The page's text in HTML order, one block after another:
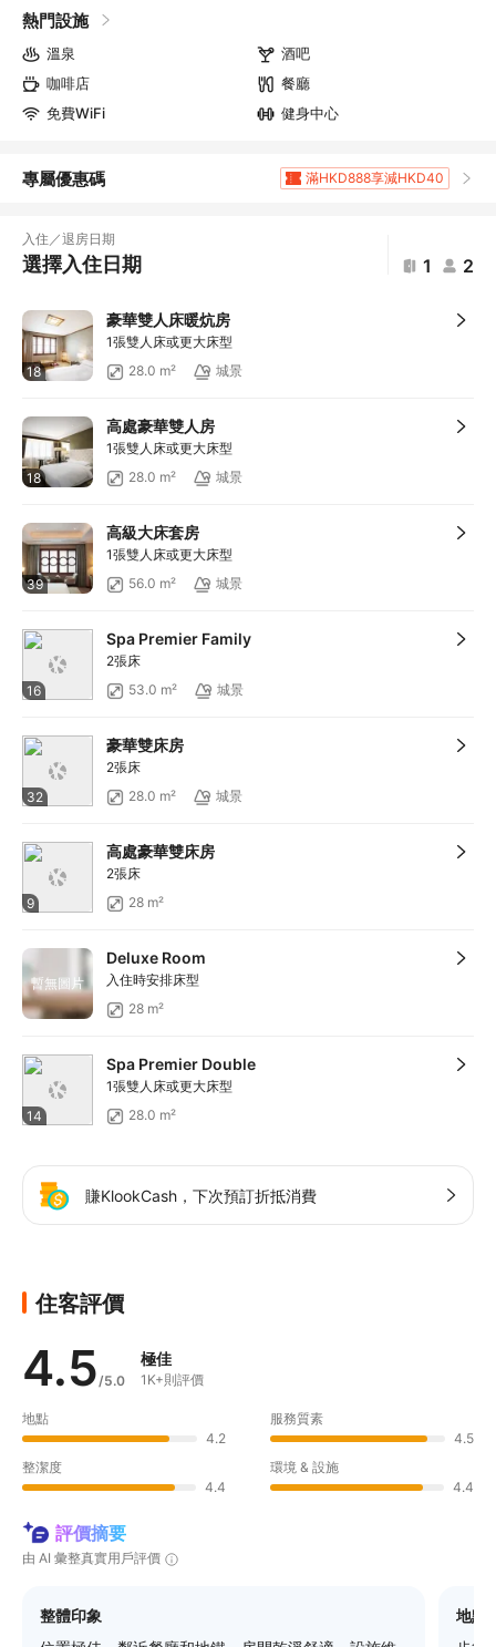
熱門設施
溫泉
酒吧
咖啡店
餐廳
免費WiFi
健身中心
專屬優惠碼
滿HKD888享減HKD40
滿HKD800享減HKD50
入住／退房日期
選擇入住日期 1 2
18
豪華雙人床暖炕房
1張雙人床或更大床型
28.0 m²
城景
18
高處豪華雙人房
1張雙人床或更大床型
28.0 m²
城景
39
高級大床套房
1張雙人床或更大床型
56.0 m²
城景
16
Spa Premier Family
2張床
53.0 m²
城景
32
豪華雙床房
2張床
28.0 m²
城景
9
高處豪華雙床房
2張床
28 m²
暫無圖片
Deluxe Room
入住時安排床型
28 m²
14
Spa Premier Double
1張雙人床或更大床型
28.0 m²
賺KlookCash，下次預訂折抵消費
住客評價
4.5/5.0
極佳
1K+則評價
地點
4.2
服務質素
4.5
整潔度
4.4
環境 & 設施
4.4
評價摘要
由 AI 彙整真實用戶評價
整體印象
地點